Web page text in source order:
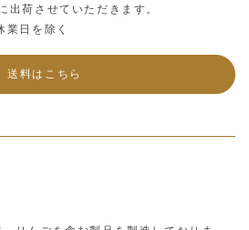
出荷させていただきます。
日を除く
送料はこちら